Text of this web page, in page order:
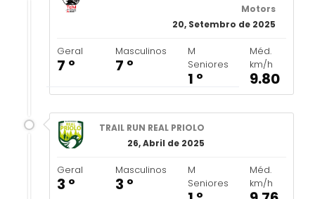
Motors
20, Setembro de 2025
Geral
7 º
Masculinos
7 º
M
Seniores
1 º
Méd.
km/h
9.80
TRAIL RUN REAL PRIOLO
26, Abril de 2025
Geral
3 º
Masculinos
3 º
M
Seniores
Méd.
km/h